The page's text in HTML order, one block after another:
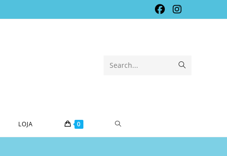
Search...
LOJA 0 TOGGLE